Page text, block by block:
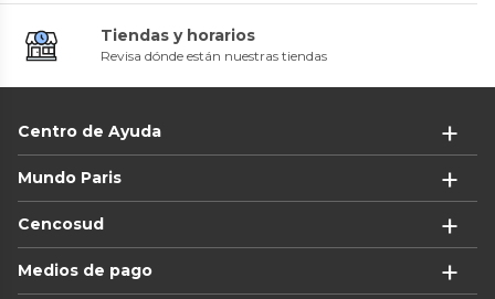
Tiendas y horarios
Revisa dónde están nuestras tiendas
Centro de Ayuda
Mundo Paris
Cencosud
Medios de pago